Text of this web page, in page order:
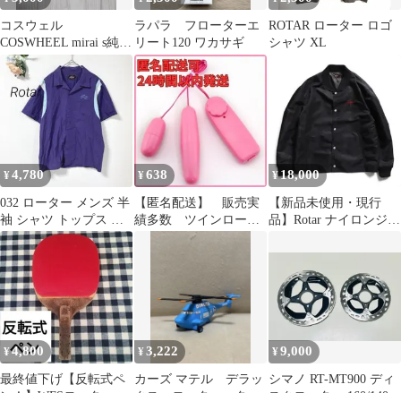
コスウェル
COSWHEEL mirai s純正
ブレーキローター 新品
未使用
ラパラ フローターエ
リート120 ワカサギ
ROTAR ローター ロゴ
シャツ XL
¥4,780
032 ローター メンズ 半
袖 シャツ トップス 刺
繍 バックロゴ カジュア
ル
¥638
【匿名配送】 販売実
績多数 ツインロータ
ーマッサージャー ピ
¥18,000
【新品未使用・現行
品】Rotar ナイロンジャ
ラック M
¥4,800
最終値下げ【反転式ペ
¥3,222
カーズ マテル デラッ
¥9,000
シマノ RT-MT900 ディ